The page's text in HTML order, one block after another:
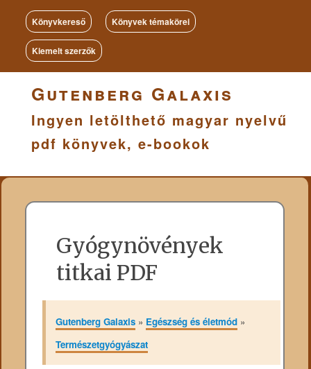
Könyvkereső Könyvek témakörei
Kiemelt szerzők
Gutenberg Galaxis
Ingyen letölthető magyar nyelvű
pdf könyvek, e-bookok
Gyógynövények
titkai PDF
Gutenberg Galaxis» Egészség és életmód»
Természetgyógyászat